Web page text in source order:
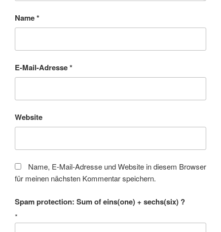
Name*
E-Mail-Adresse*
Website
Name, E-Mail-Adresse und Website in diesem Browser
für meinen nächsten Kommentar speichern.
Spam protection: Sum of eins(one) + sechs(six) ?
*